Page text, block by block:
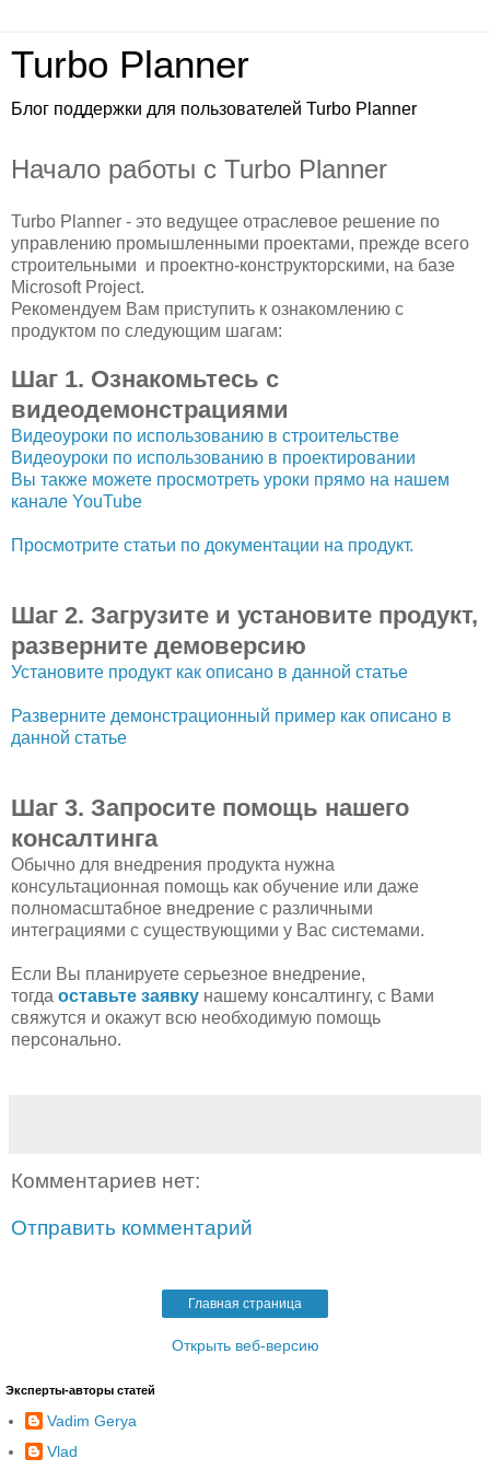
Turbo Planner
Блог поддержки для пользователей Turbo Planner
Начало работы с Turbo Planner
Turbo Planner - это ведущее отраслевое решение по
управлению промышленными проектами, прежде всего
строительными и проектно-конструкторскими, на базе
Microsoft Project.
Рекомендуем Вам приступить к ознакомлению с
продуктом по следующим шагам:
Шаг 1. Ознакомьтесь с
видеодемонстрациями
Видеоуроки по использованию в строительстве
Видеоуроки по использованию в проектировании
Вы также можете просмотреть уроки прямо на нашем
канале YouTube
Просмотрите статьи по документации на продукт.
Шаг 2. Загрузите и установите продукт,
разверните демоверсию
Установите продукт как описано в данной статье
Разверните демонстрационный пример как описано в
данной статье
Шаг 3. Запросите помощь нашего
консалтинга
Обычно для внедрения продукта нужна
консультационная помощь как обучение или даже
полномасштабное внедрение с различными
интеграциями с существующими у Вас системами.
Если Вы планируете серьезное внедрение,
тогда оставьте заявку нашему консалтингу, с Вами
свяжутся и окажут всю необходимую помощь
персонально.
Комментариев нет:
Отправить комментарий
Главная страница
Открыть веб-версию
Эксперты-авторы статей
Vadim Gerya
Vlad